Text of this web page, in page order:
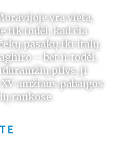
yra vieta,
tik todėl, kad čia
pasakų iki italų
– bet ir todėl,
pilys, ji
amžiaus pabaigos
rankose.